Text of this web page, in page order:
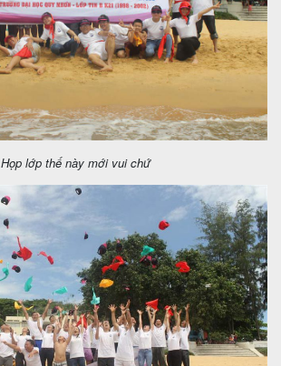
Họp lớp thế này mới vui chứ